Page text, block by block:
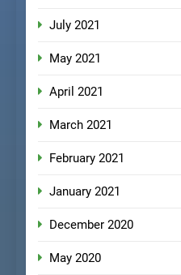
July 2021
May 2021
April 2021
March 2021
February 2021
January 2021
December 2020
May 2020